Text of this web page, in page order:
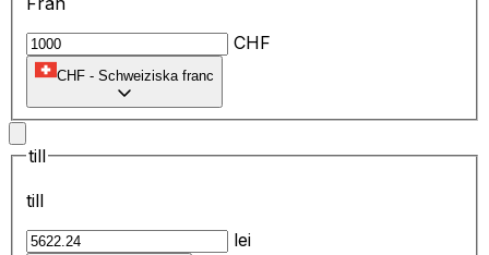
CHF
CHF - Schweiziska franc
till
till
lei